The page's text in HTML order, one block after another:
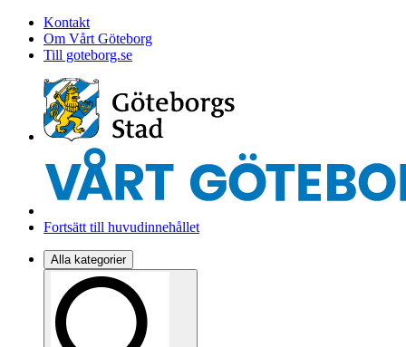
Kontakt
Om Vårt Göteborg
Till goteborg.se
Fortsätt till huvudinnehållet
Alla kategorier